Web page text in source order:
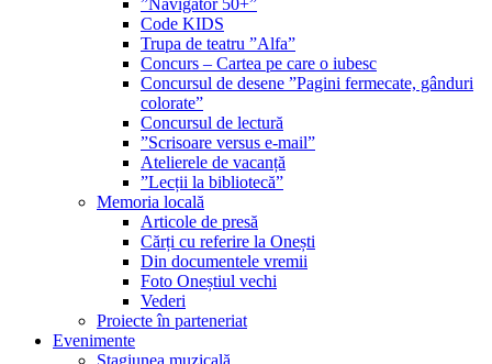
Code KIDS
Trupa de teatru ”Alfa”
Concurs – Cartea pe care o iubesc
Concursul de desene ”Pagini fermecate, gânduri
colorate”
Concursul de lectură
”Scrisoare versus e-mail”
Atelierele de vacanță
”Lecții la bibliotecă”
Memoria locală
Articole de presă
Cărți cu referire la Onești
Din documentele vremii
Foto Oneștiul vechi
Vederi
Proiecte în parteneriat
Evenimente
Stagiunea muzicală